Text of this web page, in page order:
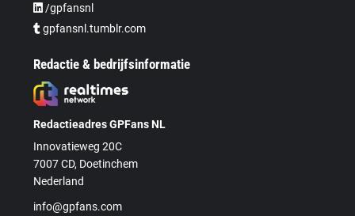
/gpfansnl
gpfansnl.tumblr.com
Redactie & bedrijfsinformatie
Redactieadres GPFans NL
Innovatieweg 20C
7007 CD, Doetinchem
Nederland
info@gpfans.com